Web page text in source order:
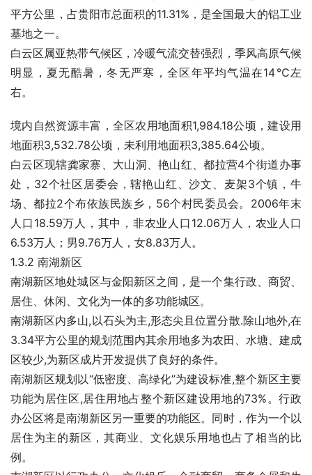
平方公里，占贵阳市总面积的11.31%，是全国最大的铝工业
基地之一。
白云区属亚热带气候区，冷暖气流交替强烈，季风高原气候
明显，夏无酷暑，冬无严寒，全区年平均气温在14℃左
右。
境内自然资源丰富，全区农用地面积1,984.18公顷，建设用
地面积3,532.78公顷，未利用地面积3,385.64公顷。
白云区现辖龚家寨、大山洞、艳山红、都拉营4个街道办事
处，32个社区居委会，辖艳山红、沙文、麦架3个镇，牛
场、都拉2个布依族民族乡，56个村民委员会。2006年末
人口18.59万人，其中，非农业人口12.06万人，农业人口
6.53万人；男9.76万人，女8.83万人。
1.3.2 南湖新区
南湖新区地处城区与金阳新区之间，是一个集行政、商贸、
居住、休闲、文化为一体的多功能城区。
南湖新区内多山,以石头为主,形态尖且位置分散.除山地外,在
3.34平方公里的规划范围内其余用地多为农田、水塘、建成
区较少,为新区成片开发提供了良好的条件。
南湖新区规划以“低密度、高绿化”为建设标准,整个新区主要
功能为居住区,居住用地占整个新区建设用地的73%。行政
办公区将是南湖新区另一重要的功能区。同时，作为一个以
居住为主的新区，其商业、文化娱乐用地也占了相当的比
例。